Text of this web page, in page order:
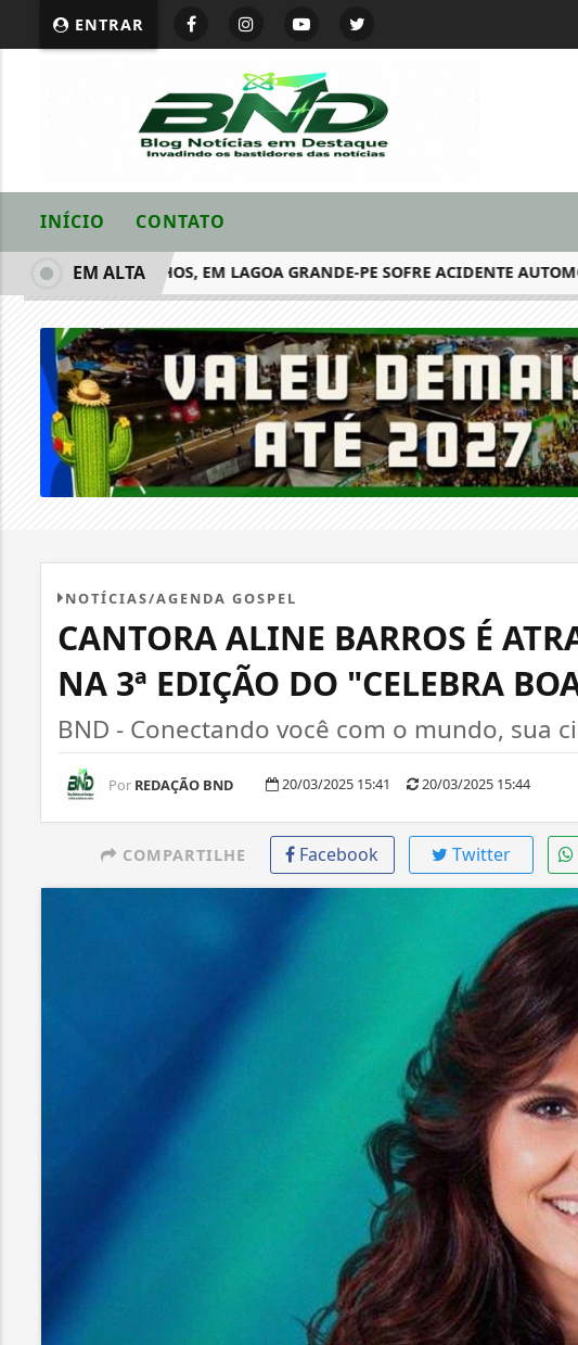
ENTRAR
INÍCIO CONTATO
DE VERMELHOS, EM LAGOA GRANDE-PE SOFRE ACIDENTE
EM ALTA
NOTÍCIAS/AGENDA GOSPEL
CANTORA ALINE BARROS É
NA 3ª EDIÇÃO DO "CELEBRA
BND - Conectando você com o mundo, sua
Por REDAÇÃO BND 20/03/2025 15:41 20/03/2025 15:44
COMPARTILHE Facebook Twitter